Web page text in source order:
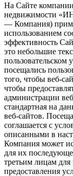
На Сайте
недвижимости
— Компания)
использованием
эффективность
это небольшие
пользовательском
посещались
того, чтобы веб-
чтобы
администрации
стандартная на
веб-сайтов.
соглашается с
описанными в
Компания может
для их
третьим лицам
предоставления